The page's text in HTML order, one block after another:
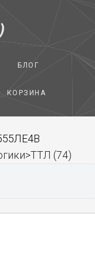
БЛОГ
КОРЗИНА
(74)